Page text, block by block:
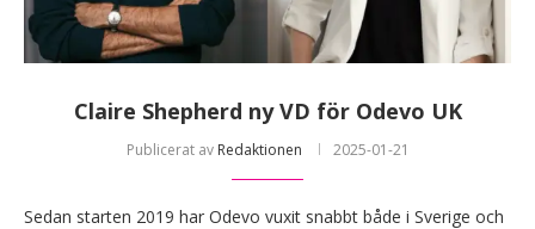
Claire Shepherd ny VD för Odevo UK
Publicerat av Redaktionen 2025-01-21
Sedan starten 2019 har Odevo vuxit snabbt både i Sverige och